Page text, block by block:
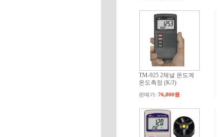
TM-925 2채널 온도계
온도측정 (K/J)
판매가:76,800원